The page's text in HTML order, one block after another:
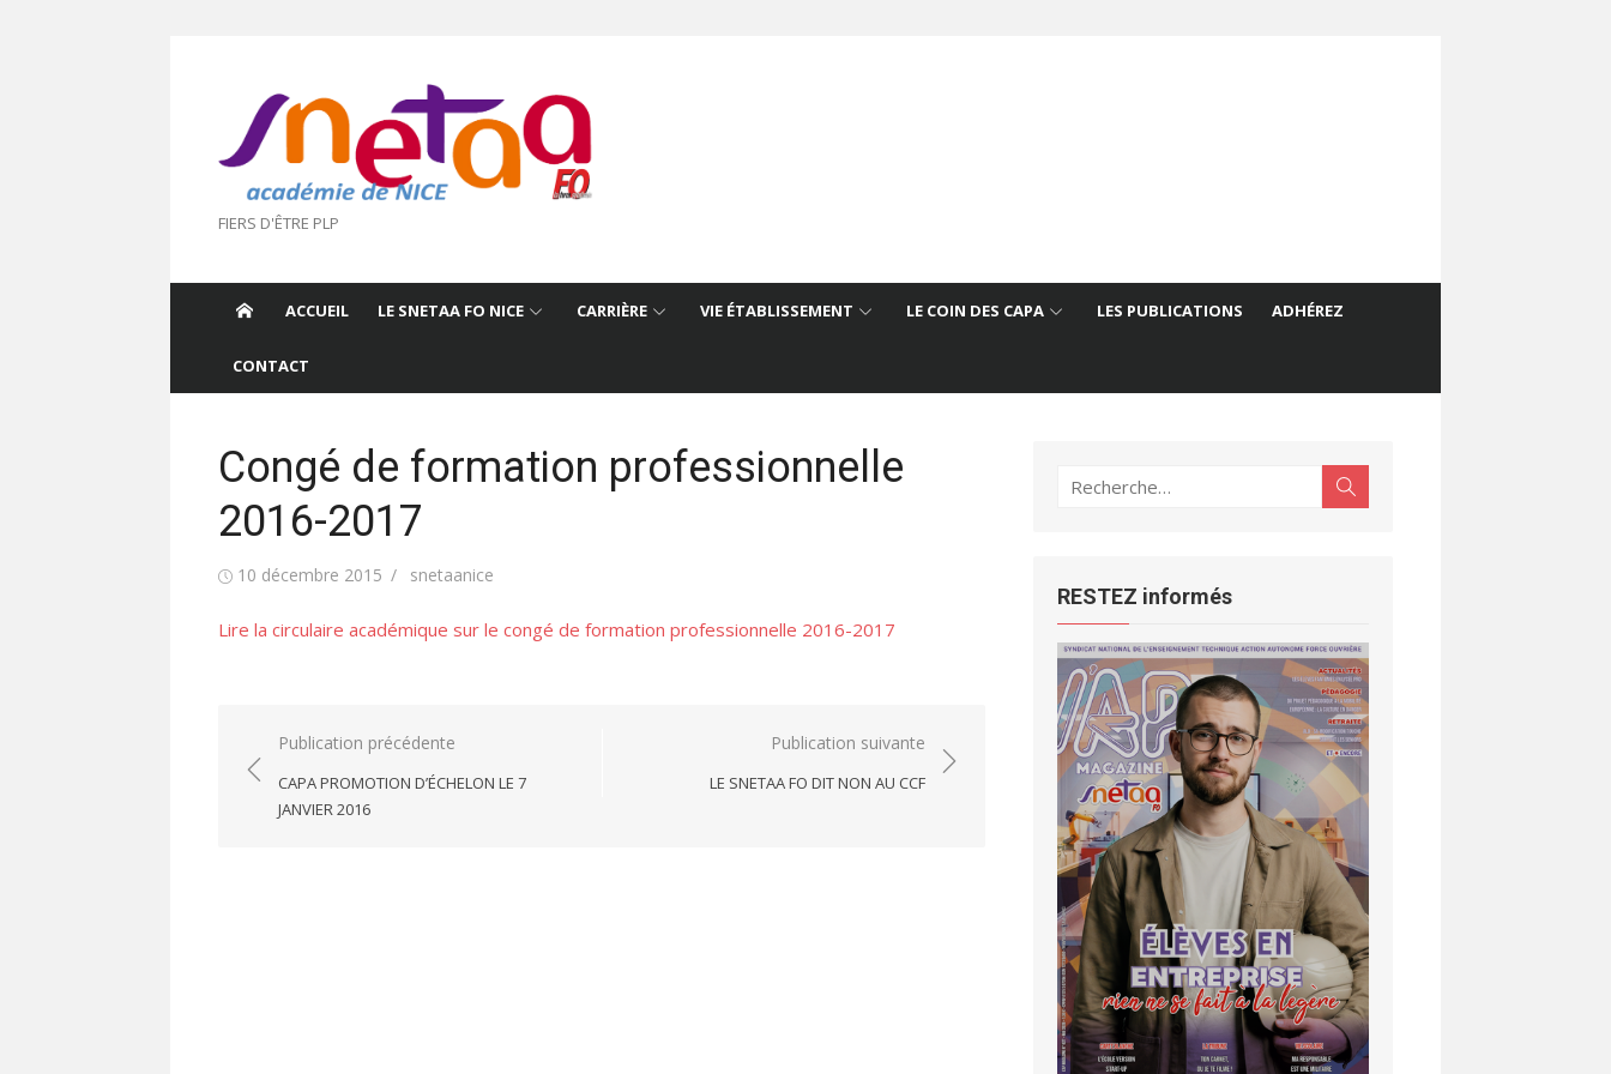
FIERS D'ÊTRE PLP
ACCUEIL LE SNETAA FO NICE CARRIÈRE VIE ÉTABLISSEMENT LE COIN DES CAPA LES PUBLICATIONS ADHÉREZ
CONTACT
Congé de formation professionnelle
2016-2017
Publié10 décembre 2015 Auteur/autrice
snetaanice
Lire la circulaire académique sur le congé de formation professionnelle 2016-2017
Navigation
de
l’article
Publication précédente
CAPA PROMOTION D’ÉCHELON LE 7
JANVIER 2016
Publication suivante
LE SNETAA FO DIT NON AU CCF
Recherche
RESTEZ informés